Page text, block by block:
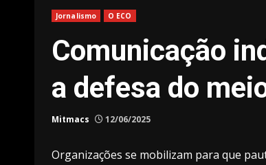
Jornalismo O ECO
Comunicação
a defesa do
Mitmacs 12/06/2025
Organizações se mobilizam para que